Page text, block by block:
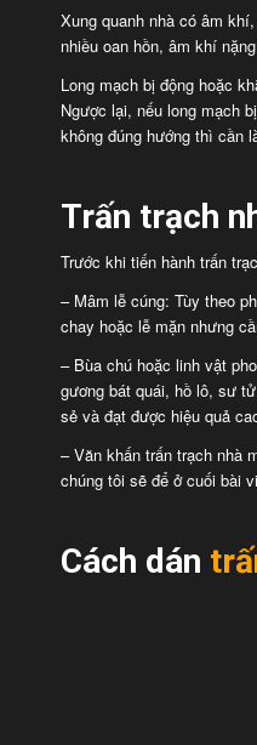
Xung quanh nhà có âm
nhiều oan hồn, âm khí
Long mạch bị động hoặc
Ngược lại, nếu long mạch
không đúng hướng thì cần
Trấn trạch
Trước khi tiến hành trấn
– Mâm lễ cúng: Tùy theo
chay hoặc lễ mặn nhưng
– Bùa chú hoặc linh vật
gương bát quái, hồ lô, sư
sẻ và đạt được hiệu quả
– Văn khấn trấn trạch nhà
chúng tôi sẽ để ở cuối bài
Cách dán